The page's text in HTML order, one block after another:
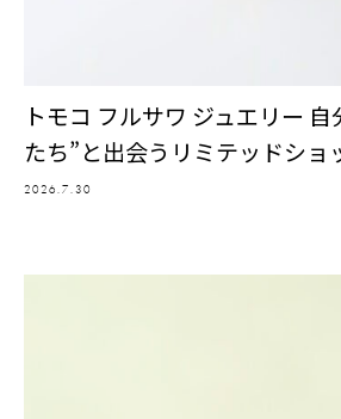
トモコ フルサワ ジュエリー
たち”と出会うリミテッドショ
2026.7.30